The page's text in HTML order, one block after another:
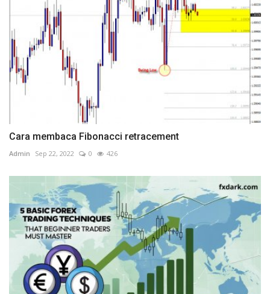
Cara membaca Fibonacci retracement
Admin Sep 22, 2022 0 426